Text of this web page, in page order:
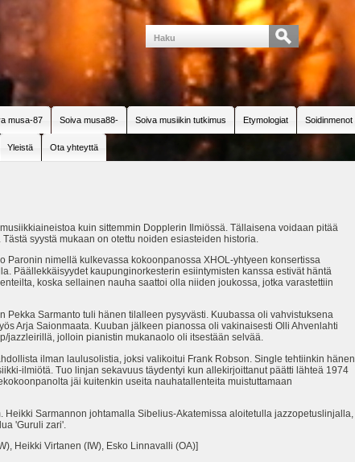
musa-87 Soiva musa88- Soiva musiikin tutkimus Etymologiat Soidinmenot
Yleistä Ota yhteyttä
kuin sittemmin Dopplerin Ilmiössä. Tällaisena voidaan pitää
syystä mukaan on otettu noiden esiasteiden historia.
nimellä kulkevassa kokoonpanossa XHOL-yhtyeen konsertissa
Päällekkäisyydet kaupunginorkesterin esiintymisten kanssa estivät häntä
koska sellainen nauha saattoi olla niiden joukossa, jotka varastettiin
Sarmanto tuli hänen tilalleen pysyvästi. Kuubassa oli vahvistuksena
Arja Saionmaata. Kuuban jälkeen pianossa oli vakinaisesti Olli Ahvenlahti
jazzleirillä, jolloin pianistin mukanaolo oli itsestään selvää.
ilman laulusolistia, joksi valikoitui Frank Robson. Single tehtiinkin hänen
ilmiötä. Tuo linjan sekavuus täydentyi kun allekirjoittanut päätti lähteä 1974
jäi kuitenkin useita nauhatallenteita muistuttamaan
Sarmannon johtamalla Sibelius-Akatemissa aloitetulla jazzopetuslinjalla,
'Guruli zari'.
Heikki Virtanen (IW), Esko Linnavalli (OA)]